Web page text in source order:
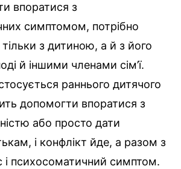
впоратися з
симптомом, потрібно
з дитиною, а й з його
й іншими членами сім’ї.
раннього дитячого
допомогти впоратися з
або просто дати
і конфлікт йде, а разом з
і психосоматичний симптом.